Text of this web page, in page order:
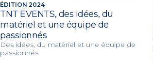
ÉDITION 2024
TNT EVENTS, des idées, du
matériel et une équipe de
passionnés
Des idées, du matériel et une équipe de
passionnés